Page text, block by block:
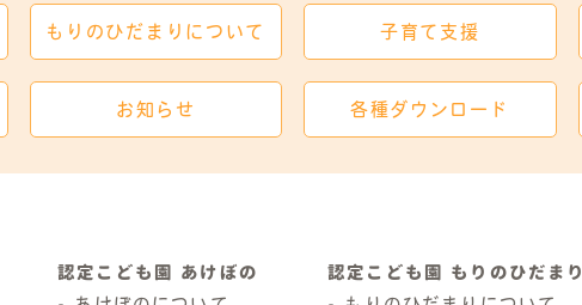
もりのひだまり について 子育て支援
お知らせ 各種ダウンロード
認定こども園 あけぼの
認定こども園 もりのひだまり